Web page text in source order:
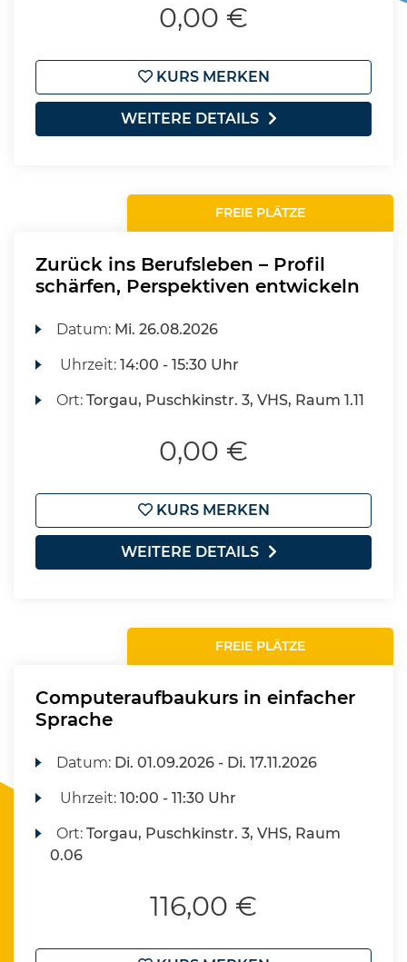
0,00 €
KURS MERKEN
WEITERE DETAILS
FREIE PLÄTZE
Zurück ins Berufsleben – Profil
schärfen, Perspektiven entwickeln
Datum: Mi. 26.08.2026
Uhrzeit:14:00 - 15:30 Uhr
Ort:Torgau, Puschkinstr. 3, VHS, Raum 1.11
0,00 €
KURS MERKEN
WEITERE DETAILS
FREIE PLÄTZE
Computeraufbaukurs in einfacher
Sprache
Datum: Di. 01.09.2026 - Di. 17.11.2026
Uhrzeit:10:00 - 11:30 Uhr
Ort:Torgau, Puschkinstr. 3, VHS, Raum
0.06
116,00 €